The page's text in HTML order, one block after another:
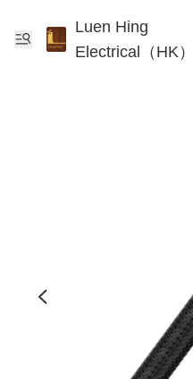
Luen Hing
Electrical（HK